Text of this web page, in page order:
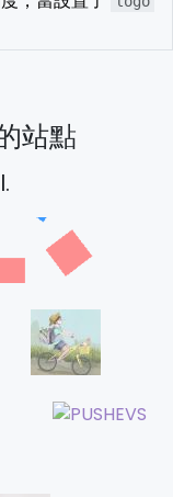
站點